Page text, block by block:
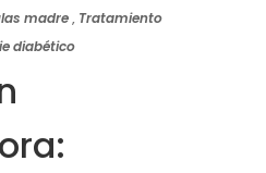
madre, Tratamiento
diabético